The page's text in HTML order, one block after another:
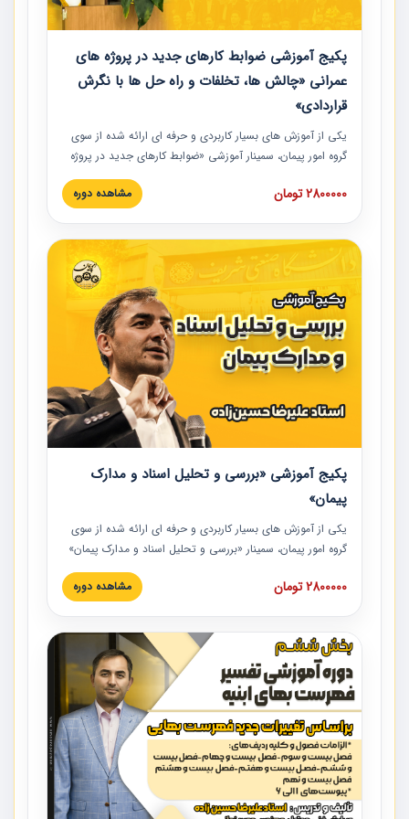
پکیج آموزشی ضوابط کارهای جدید در پروژه های
عمرانی «چالش ها، تخلفات و راه حل ها با نگرش
قراردادی»
یکی از آموزش‏‏‏‏‏‏ های بسیار کاربردی و حرفه‏ ای ارائه شده از سوی
گروه امور پیمان، سمینار آموزشی «ضوابط کارهای جدید در پروژه
های عمرانی» چالش ها، تخلفات و راه حل ها با نگرش قراردادی
است که در محل سندیکای شرکت های ساختمانی کشور ارائه شد.
مدارک پیمان به همراه تجربیات عملی ارائه شده است.
2800000 تومان مشاهده دوره
پکیج آموزشی «بررسی و تحلیل اسناد و مدارک
پیمان»
یکی از آموزش‏‏‏‏‏‏ های بسیار کاربردی و حرفه‏ ای ارائه شده از سوی
گروه امور پیمان، سمینار «بررسی و تحلیل اسناد و مدارک پیمان»
است که در دانشگاه صنعتی شریف ارائه شد. در این آموزش
نکات کلیدی مربوط به اسناد و مدارک پیمان، اولویت بندی اسناد
پیمان به همراه تجربیات عملی در این خصوص ارائه شده است.
2800000 تومان مشاهده دوره